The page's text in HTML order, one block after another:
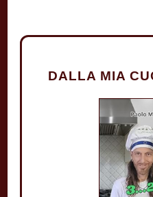
DALLA MIA